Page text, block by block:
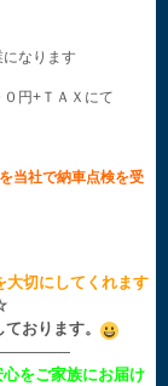
なります
円+ＴＡＸにて
当社で納車点検を受
切にしてくれます
おります。
をご家族にお届け